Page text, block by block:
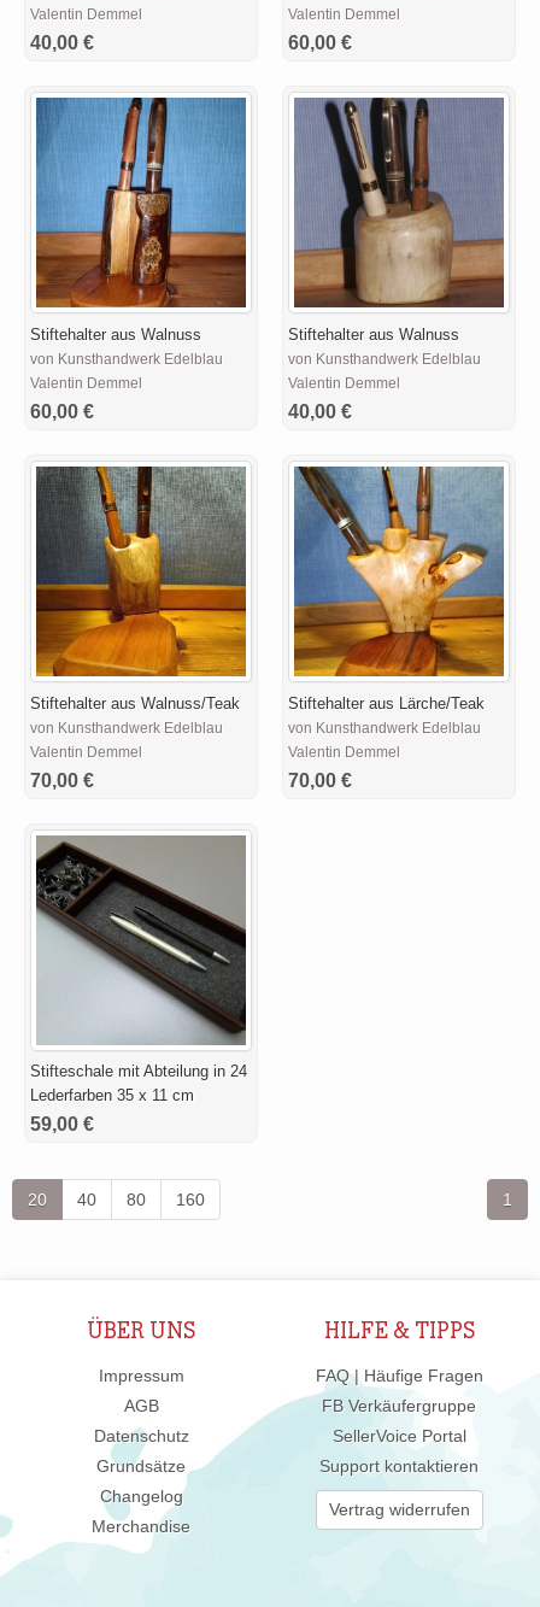
Valentin Demmel
40,00 €
Valentin Demmel
60,00 €
Stiftehalter aus Walnuss
von Kunsthandwerk Edelblau
Valentin Demmel
60,00 €
Stiftehalter aus Walnuss
von Kunsthandwerk Edelblau
Valentin Demmel
40,00 €
Stiftehalter aus Walnuss/Teak
von Kunsthandwerk Edelblau
Valentin Demmel
70,00 €
Stiftehalter aus Lärche/Teak
von Kunsthandwerk Edelblau
Valentin Demmel
70,00 €
Stifteschale mit Abteilung in 24
Lederfarben 35 x 11 cm
59,00 €
20 40 80 160 1
ÜBER UNS
Impressum
AGB
Datenschutz
Grundsätze
Changelog
Merchandise
HILFE & TIPPS
FAQ | Häufige Fragen
FB Verkäufergruppe
SellerVoice Portal
Support kontaktieren
Vertrag widerrufen